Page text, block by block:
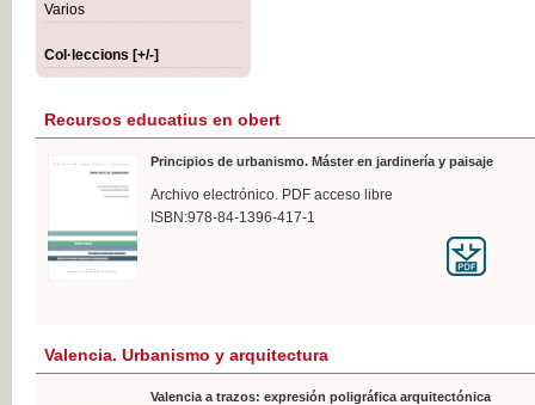
Varios
Col·leccions [+/-]
Recursos educatius en obert
Principios de urbanismo. Máster en jardinería y paisaje
Archivo electrónico. PDF acceso libre
ISBN:978-84-1396-417-1
Valencia. Urbanismo y arquitectura
Valencia a trazos: expresión poligráfica arquitectónica